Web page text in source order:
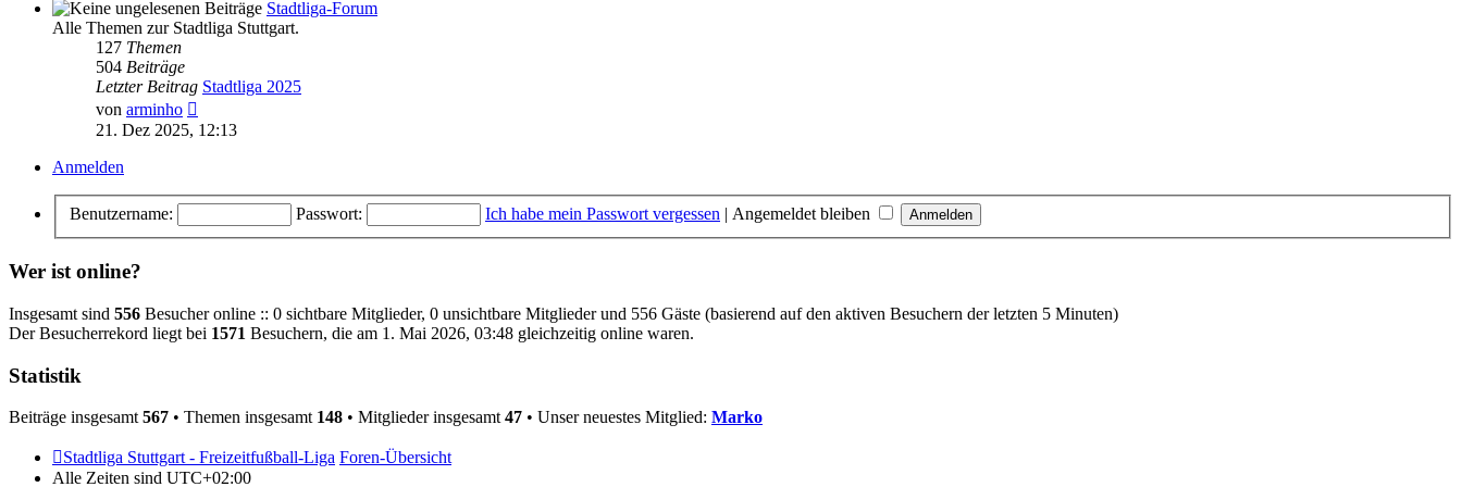
Stadtliga-Forum
Alle Themen zur Stadtliga Stuttgart.
127 Themen
504 Beiträge
Letzter Beitrag Stadtliga 2025
von arminho
Beitrag
21. Dez 2025, 12:13
Anmelden
Benutzername: Passwort: Ich habe mein Passwort vergessen | Angemeldet bleiben
Wer ist online?
Insgesamt sind 556 Besucher online :: 0 sichtbare Mitglieder, 0 unsichtbare Mitglieder und 556 Gäste (basierend auf den aktiven Besuchern der letzten 5 Minuten)
Der Besucherrekord liegt bei 1571 Besuchern, die am 1. Mai 2026, 03:48 gleichzeitig online waren.
Statistik
Beiträge insgesamt 567 • Themen insgesamt 148 • Mitglieder insgesamt 47 • Unser neuestes Mitglied: Marko
Stadtliga Stuttgart - Freizeitfußball-Liga Foren-Übersicht
Alle Zeiten sind UTC+02:00